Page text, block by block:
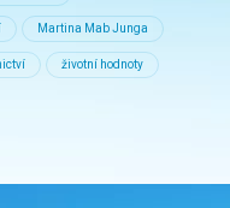
Martina Mab Junga
životní hodnoty